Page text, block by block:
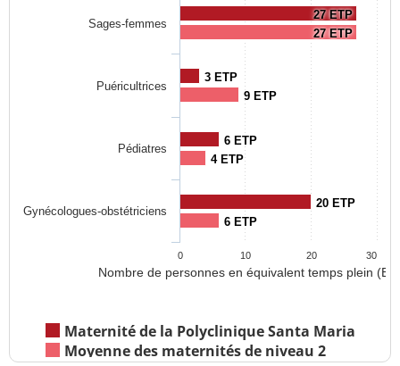
Nombre de personnes en équivalent temps plein
27 ETP
3 ETP
6 ETP
20 ETP
27 ETP
9 ETP
4 ETP
6 ETP
Maternité de la Polyclinique Santa Maria
Moyenne des maternités de niveau 2
Sages-femmes
Puéricultrices
Pédiatres
Gynécologues-obstétriciens
0 10 20 30